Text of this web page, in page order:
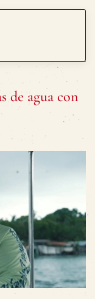
de agua con